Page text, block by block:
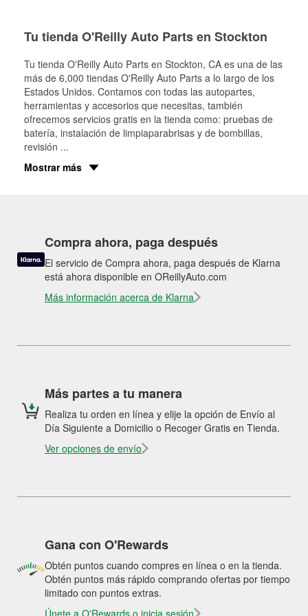
Tu tienda O'Reilly Auto Parts en Stockton
Tu tienda O'Reilly Auto Parts en Stockton, CA es una de las
más de 6,000 tiendas O'Reilly Auto Parts a lo largo de los
Estados Unidos. Contamos con todas las autopartes,
herramientas y accesorios que necesitas, también
ofrecemos servicios gratis en la tienda como: pruebas de
batería, instalación de limpiaparabrisas y de bombillas,
revisión ...
Mostrar más
Compra ahora, paga después
El servicio de Compra ahora, paga después de Klarna
está ahora disponible en OReillyAuto.com
Más información acerca de Klarna
Más partes a tu manera
Realiza tu orden en línea y elije la opción de Envío al
Día Siguiente a Domicilio o Recoger Gratis en Tienda.
Ver opciones de envío
Gana con O'Rewards
Obtén puntos cuando compres en línea o en la tienda.
Obtén puntos más rápido comprando ofertas por tiempo
limitado con puntos extras.
Únete a O'Rewards o inicia sesión